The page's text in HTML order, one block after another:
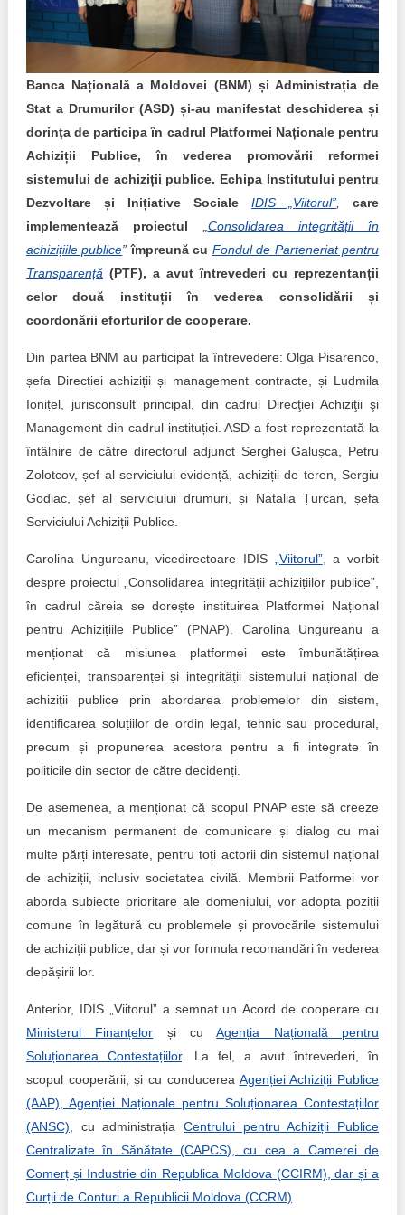
Buletin EU-STRAT
Aplică la BUNELE PRACTICI
Transparența întreprinderilor de stat
Cele mai bune și cele mai proaste politici locale din
Moldova
Democrația, independența și transparența instituțiilor
publice-cheie din Moldova
Achiziții publice
Achizițiile publice în vizorul societății civile
Banca Națională a Moldovei (BNM) și Administrația de
Stat a Drumurilor (ASD) și-au manifestat deschiderea și
dorința de participa în cadrul Platformei Naționale pentru
Achiziții Publice, în vederea promovării reformei
sistemului de achiziții publice. Echipa Institutului pentru
Dezvoltare și Inițiative SocialeIDIS „Viitorul” ,care
implementează proiectul
Consolidarea integrității în
achizițiile publice”împreună cu Fondul de Parteneriat pentru
Transparență (PTF), a avut întrevederi cu reprezentanții
celor două instituții în vederea consolidării și
coordonării eforturilor de cooperare.
Din partea BNM au participat la întrevedere: Olga Pisarenco,
șefa Direcției achiziții și management contracte, și Ludmila
Ionițel, jurisconsult principal, din cadrul Direcţiei Achiziţii şi
Management din cadrul instituției. ASD a fost reprezentată la
întâlnire de către directorul adjunct Serghei Galușca, Petru
Zolotcov, șef al serviciului evidență, achiziții de teren, Sergiu
Godiac, șef al serviciului drumuri, și Natalia Țurcan, șefa
Serviciului Achiziții Publice.
Carolina Ungureanu, vicedirectoare IDIS „Viitorul”, a vorbit
despre proiectul „Consolidarea integrității achizițiilor publice”,
în cadrul căreia se dorește instituirea Platformei Național
pentru Achizițiile Publice” (PNAP). Carolina Ungureanu a
menționat că misiunea platformei este îmbunătățirea
eficienței, transparenței și integrității sistemului național de
achiziții publice prin abordarea problemelor din sistem,
identificarea soluțiilor de ordin legal, tehnic sau procedural,
precum și propunerea acestora pentru a fi integrate în
politicile din sector de către decidenți.
De asemenea, a menționat că scopul PNAP este să creeze
un mecanism permanent de comunicare și dialog cu mai
multe părți interesate, pentru toți actorii din sistemul național
de achiziții, inclusiv societatea civilă. Membrii Patformei vor
aborda subiecte prioritare ale domeniului, vor adopta poziții
comune în legătură cu problemele și provocările sistemului
de achiziții publice, dar și vor formula recomandări în vederea
depășirii lor.
Anterior, IDIS „Viitorul” a semnat un Acord de cooperare cu
Ministerul Finanțelor și cuAgenția Națională pentru
Soluționarea Contestațiilor. La fel, a avut întrevederi, în
scopul cooperării, și cu conducerea Agenției Achiziții Publice
(AAP), Agenției Naționale pentru Soluționarea Contestațiilor
(ANSC),
cu administrația Centrului pentru Achiziții Publice
Centralizate în Sănătate (CAPCS), cu cea a Camerei de
Comerț și Industrie din Republica Moldova (CCIRM), dar și a
Curții de Conturi a Republicii Moldova (CCRM)